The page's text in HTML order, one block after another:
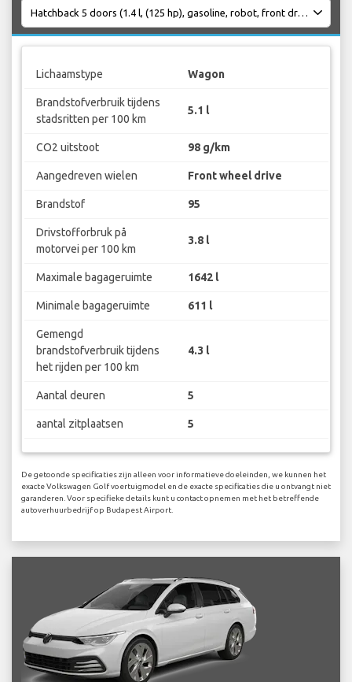
Lichaamstype Wagon
Brandstofverbruik tijdens
stadsritten per 100 km
5.1 l
CO2 uitstoot 98 g/km
Aangedreven wielen Front wheel drive
Brandstof 95
Drivstofforbruk på
motorvei per 100 km
3.8 l
Maximale bagageruimte 1642 l
Minimale bagageruimte 611 l
Gemengd
brandstofverbruik tijdens
het rijden per 100 km
4.3 l
Aantal deuren 5
aantal zitplaatsen 5
De getoonde specificaties zijn alleen voor informatieve doeleinden, we kunnen het
exacte Volkswagen Golf voertuigmodel en de exacte specificaties die u ontvangt niet
garanderen. Voor specifieke details kunt u contact opnemen met het betreffende
autoverhuurbedrijf op Budapest Airport.